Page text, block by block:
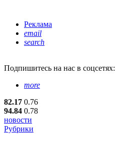
Реклама
email
search
Подпишитесь на нас в соцсетях:
more
82.17 0.76
94.84 0.78
новости
Рубрики